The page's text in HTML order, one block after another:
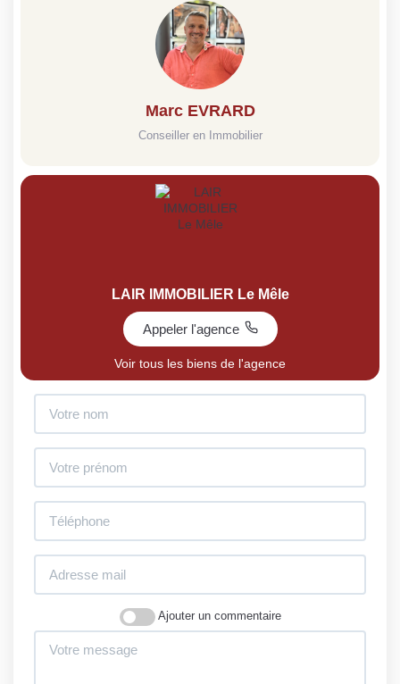
Marc EVRARD
Conseiller en Immobilier
LAIR IMMOBILIER Le Mêle
Appeler l'agence
Voir tous les biens de l'agence
Ajouter un commentaire